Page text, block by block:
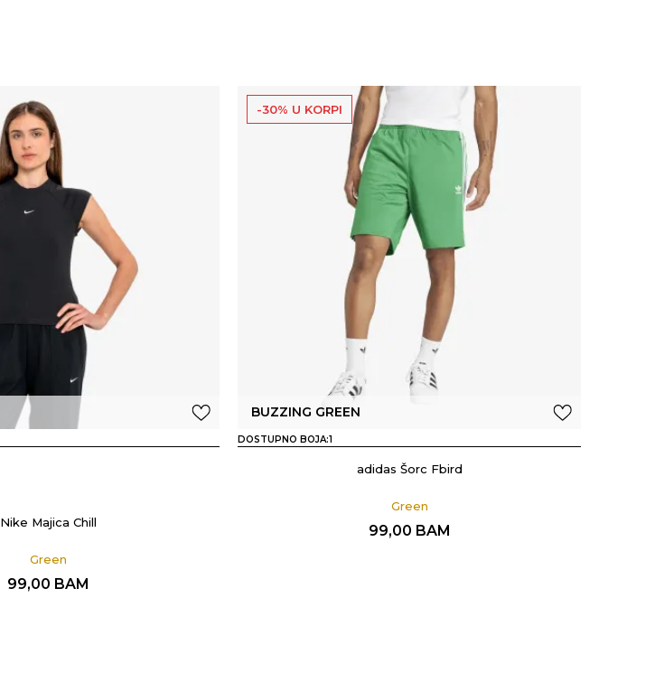
Nike Majica Chill
Green
99,00 BAM
-30% U KORPI
BUZZING GREEN
DOSTUPNO BOJA:1
adidas Šorc Fbird
Green
99,00 BAM